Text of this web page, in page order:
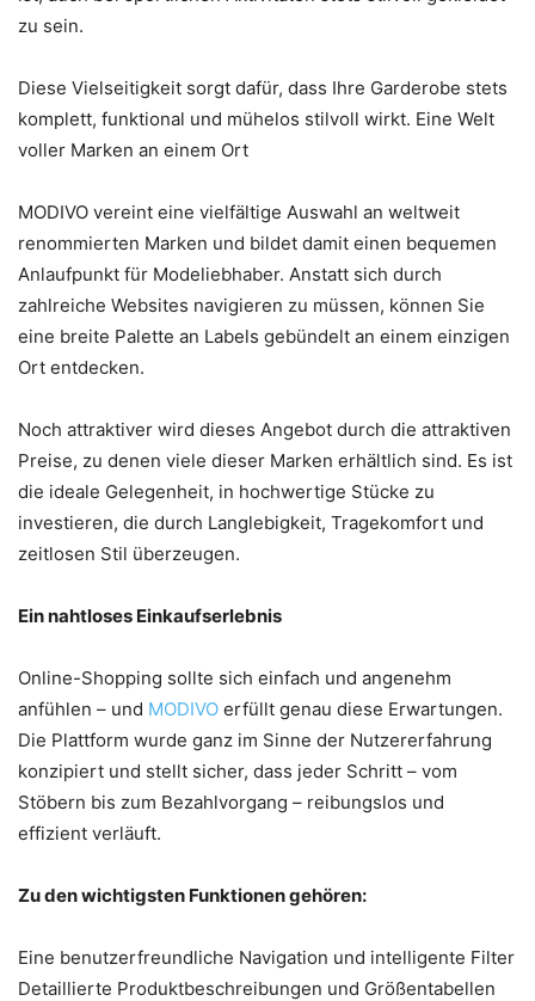
zu sein.
Diese Vielseitigkeit sorgt dafür, dass Ihre Garderobe stets
komplett, funktional und mühelos stilvoll wirkt. Eine Welt
voller Marken an einem Ort
MODIVO vereint eine vielfältige Auswahl an weltweit
renommierten Marken und bildet damit einen bequemen
Anlaufpunkt für Modeliebhaber. Anstatt sich durch
zahlreiche Websites navigieren zu müssen, können Sie
eine breite Palette an Labels gebündelt an einem einzigen
Ort entdecken.
Noch attraktiver wird dieses Angebot durch die attraktiven
Preise, zu denen viele dieser Marken erhältlich sind. Es ist
die ideale Gelegenheit, in hochwertige Stücke zu
investieren, die durch Langlebigkeit, Tragekomfort und
zeitlosen Stil überzeugen.
Ein nahtloses Einkaufserlebnis
Online-Shopping sollte sich einfach und angenehm
anfühlen – und MODIVO erfüllt genau diese Erwartungen.
Die Plattform wurde ganz im Sinne der Nutzererfahrung
konzipiert und stellt sicher, dass jeder Schritt – vom
Stöbern bis zum Bezahlvorgang – reibungslos und
effizient verläuft.
Zu den wichtigsten Funktionen gehören:
Eine benutzerfreundliche Navigation und intelligente Filter
Detaillierte Produktbeschreibungen und Größentabellen